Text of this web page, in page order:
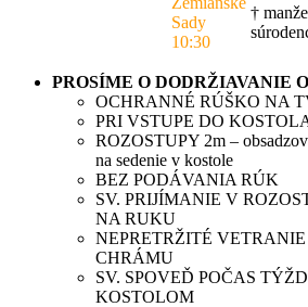
Sady
10:30
†
PROSÍME O DODRŽIAVANIE
OCHRANNÉ RÚŠKO NA
PRI VSTUPE DO
ROZOSTUPY 2m –
na sedenie v kostole
BEZ PODÁVANIA RÚK
SV. PRIJÍMANIE V
NA RUKU
NEPRETRŽITÉ
CHRÁMU
SV. SPOVEĎ POČAS
KOSTOLOM